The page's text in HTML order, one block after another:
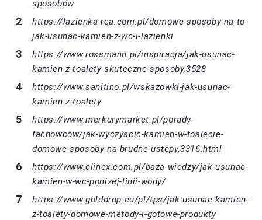
sposobow
https://lazienka-rea.com.pl/domowe-sposoby-na-to-
jak-usunac-kamien-z-wc-i-lazienki
https://www.rossmann.pl/inspiracja/jak-usunac-
kamien-z-toalety-skuteczne-sposoby,3528
https://www.sanitino.pl/wskazowki-jak-usunac-
kamien-z-toalety
https://www.merkurymarket.pl/porady-
fachowcow/jak-wyczyscic-kamien-w-toalecie-
domowe-sposoby-na-brudne-ustepy,3316.html
https://www.clinex.com.pl/baza-wiedzy/jak-usunac-
kamien-w-wc-ponizej-linii-wody/
https://www.golddrop.eu/pl/tps/jak-usunac-kamien-
z-toalety-domowe-metody-i-gotowe-produkty